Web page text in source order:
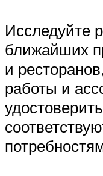
Исследуйте
ближайших
и
работы и